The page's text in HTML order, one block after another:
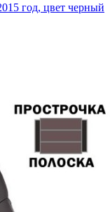
год, цвет черный